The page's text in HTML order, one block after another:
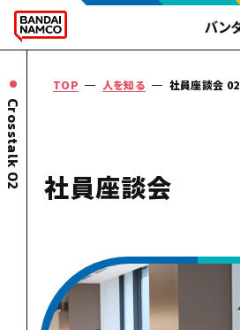
TOP 人を知る 社員座談会 02
社員座談会
Crosstalk 02